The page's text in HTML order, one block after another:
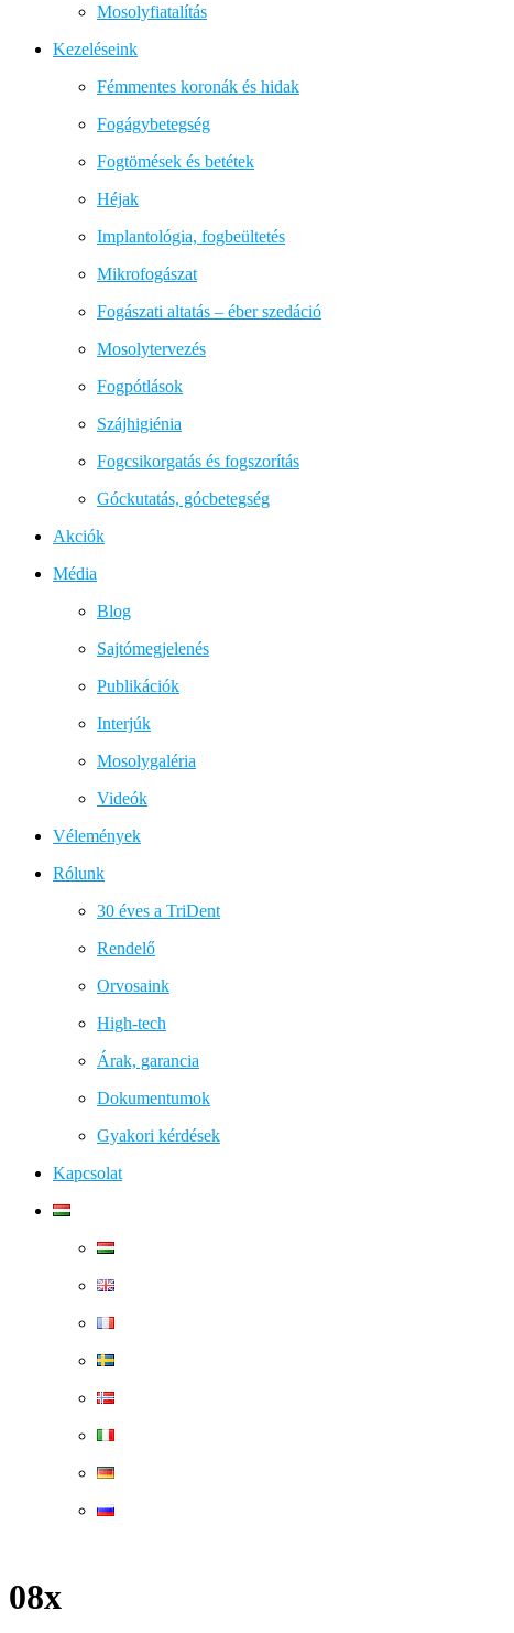
Mosolyfiatalítás
Kezeléseink
Fémmentes koronák és hidak
Fogágybetegség
Fogtömések és betétek
Héjak
Implantológia, fogbeültetés
Mikrofogászat
Fogászati altatás – éber szedáció
Mosolytervezés
Fogpótlások
Szájhigiénia
Fogcsikorgatás és fogszorítás
Góckutatás, gócbetegség
Akciók
Média
Blog
Sajtómegjelenés
Publikációk
Interjúk
Mosolygaléria
Videók
Vélemények
Rólunk
30 éves a TriDent
Rendelő
Orvosaink
High-tech
Árak, garancia
Dokumentumok
Gyakori kérdések
Kapcsolat
08x